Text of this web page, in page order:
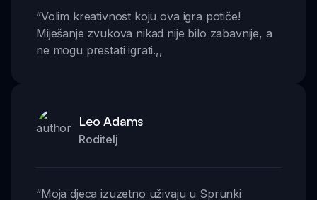
“Volim kreativnost koju ova igra potiče!
Miješanje zvukova nikad nije bilo zabavnije, a
ne mogu prestati igrati.,,
Leo Adams
Roditelj
“Moja djeca izuzetno uživaju u Sprunki